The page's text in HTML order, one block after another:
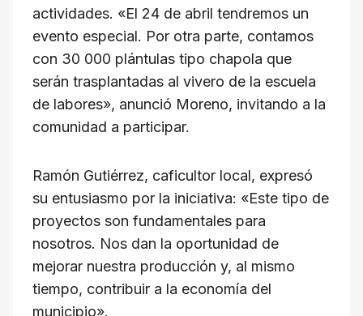
actividades. «El 24 de abril tendremos un
evento especial. Por otra parte, contamos
con 30 000 plántulas tipo chapola que
serán trasplantadas al vivero de la escuela
de labores», anunció Moreno, invitando a la
comunidad a participar.
Ramón Gutiérrez, caficultor local, expresó
su entusiasmo por la iniciativa: «Este tipo de
proyectos son fundamentales para
nosotros. Nos dan la oportunidad de
mejorar nuestra producción y, al mismo
tiempo, contribuir a la economía del
municipio».